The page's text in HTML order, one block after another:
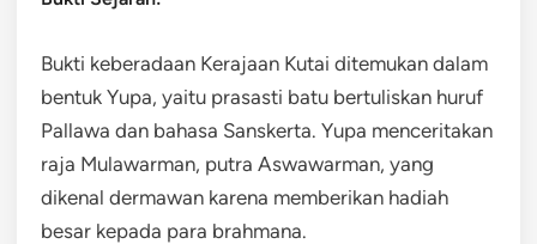
Bukti keberadaan Kerajaan Kutai ditemukan dalam
bentuk Yupa, yaitu prasasti batu bertuliskan huruf
Pallawa dan bahasa Sanskerta. Yupa menceritakan
raja Mulawarman, putra Aswawarman, yang
dikenal dermawan karena memberikan hadiah
besar kepada para brahmana.